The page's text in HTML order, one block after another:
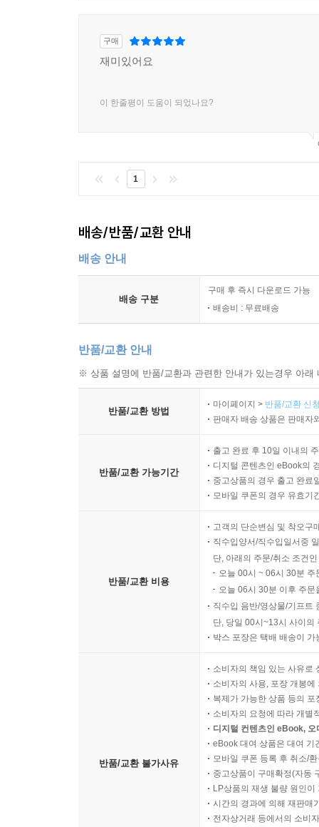
같은 질문에 답하기 위해 컴퓨터 모델링과 빅데
터친의 분석은 보수나 진보 같은 가치와 무관하
구매
재미있어요
이 한줄평이 도움이 되었나요?
1
배송/반품/교환 안내
배송 안내
배송 구분
구매 후 즉시 다운로드 가능
배송비 : 무료배송
반품/교환 안내
※ 상품 설명에 반품/교환과 관련한 안내가 있는경우 아
반품/교환 방법
마이페이지 > 반품/교환 신
판매자 배송 상품은 판매자
반품/교환 가능기간
출고 완료 후 10일 이내의
디지털 콘텐츠인 eBook의
중고상품의 경우 출고 완료
모바일 쿠폰의 경우 유효기
반품/교환 비용
고객의 단순변심 및 착오구
직수입양서/직수입일서중
단, 아래의 주문/취소 조건
오늘 00시 ~ 06시 30분
오늘 06시 30분 이후 주
직수입 음반/영상물/기프트
단, 당일 00시~13시 사이의
박스 포장은 택배 배송이
반품/교환 불가사유
소비자의 책임 있는 사유로
소비자의 사용, 포장 개봉
복제가 가능한 상품 등의
소비자의 요청에 따라 개별
디지털 컨텐츠인 eBook,
eBook 대여 상품은 대여 기
모바일 쿠폰 등록 후 취소/
중고상품이 구매확정(자동
LP상품의 재생 불량 원인
시간의 경과에 의해 재판매
전자상거래 등에서의 소비